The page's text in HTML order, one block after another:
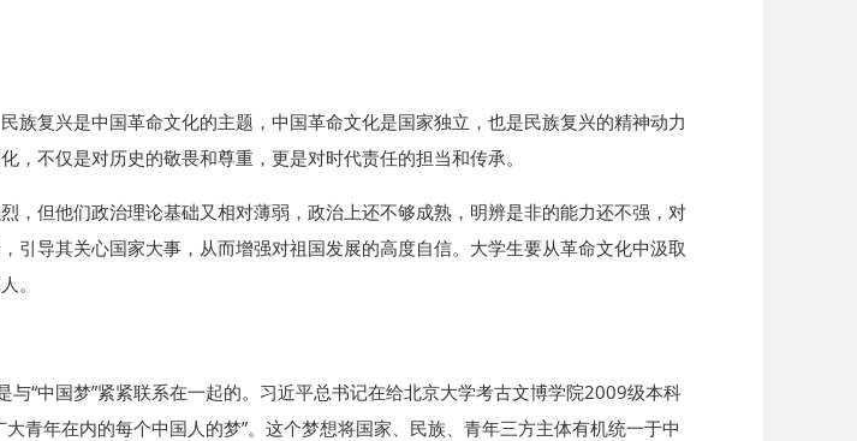
族复兴是中国革命文化的主题，中国革命文化是国家独立，也是民族复兴的精神动力
不仅是对历史的敬畏和尊重，更是对时代责任的担当和传承。
，但他们政治理论基础又相对薄弱，政治上还不够成熟，明辨是非的能力还不强，对
导其关心国家大事，从而增强对祖国发展的高度自信。大学生要从革命文化中汲取
。
“中国梦”紧紧联系在一起的。习近平总书记在给北京大学考古文博学院2009级本科
青年在内的每个中国人的梦”。这个梦想将国家、民族、青年三方主体有机统一于中